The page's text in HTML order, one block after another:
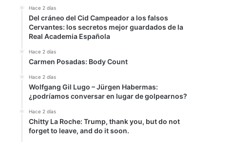
Hace 2 días
Del cráneo del Cid Campeador a los falsos
Cervantes: los secretos mejor guardados de la
Real Academia Española
Hace 2 días
Carmen Posadas: Body Count
Hace 2 días
Wolfgang Gil Lugo – Jürgen Habermas:
¿podríamos conversar en lugar de golpearnos?
Hace 2 días
Chitty La Roche: Trump, thank you, but do not
forget to leave, and do it soon.